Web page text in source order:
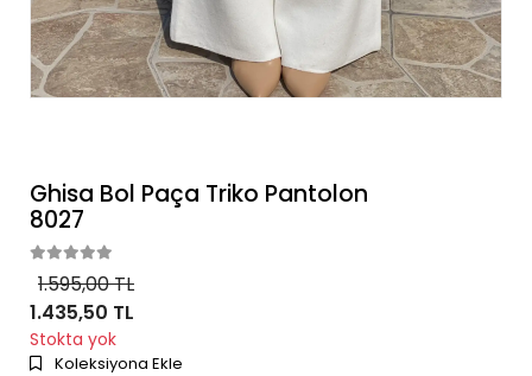
Ghisa Bol Paça Triko Pantolon
8027
1.595,00 TL
1.435,50 TL
Stokta yok
Koleksiyona Ekle